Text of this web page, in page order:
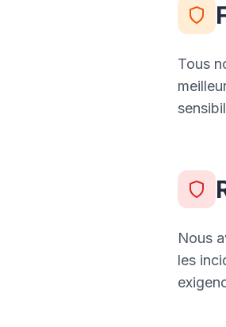
Tous
Nous
les